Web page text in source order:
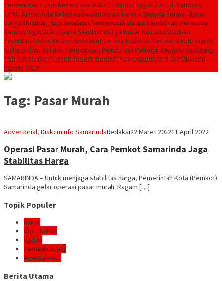
Pemerintah Pusat Berencana Buka 13 Sumur Migas Baru di Samboja
DPRD Samarinda Sebut Kematian Siswa karena Sepatu Sempit Bukan
hanya Musibah, tapi Kelalaian Pemerintah dalam Pendataan Penerima
Bansos Ingin Buka Usaha Sendiri? Warga Kukar Kini Bisa Usulkan
Pelatihan Gratis ke DistransnakerTerima Audiensi Serikat Buruh, Bupati
Kukar Imbau Seluruh Perusahaan Penuhi Hak Pekerja Bawaslu Sambangi
PAN Kukar, Wanti-Wanti Terjadi ‘Double’ Kepengurusan di SIPOL pada
Pemilu 2029
Tag: Pasar Murah
Advertorial, Diskominfo SamarindaRedaksi22 Maret 202211 April 2022
Operasi Pasar Murah, Cara Pemkot Samarinda Jaga
Stabilitas Harga
SAMARINDA – Untuk menjaga stabilitas harga, Pemerintah Kota (Pemkot)
Samarinda gelar operasi pasar murah. Ragam […]
Topik Populer
kukar
dprd kaltim
Kaltim
Pemkab Kukar
#mediaetam
Berita Utama